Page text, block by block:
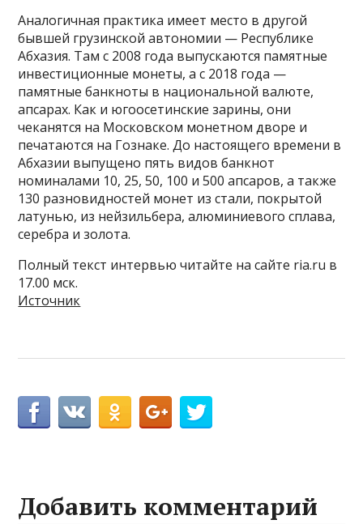
Аналогичная практика имеет место в другой
бывшей грузинской автономии — Республике
Абхазия. Там с 2008 года выпускаются памятные
инвестиционные монеты, а с 2018 года —
памятные банкноты в национальной валюте,
апсарах. Как и югоосетинские зарины, они
чеканятся на Московском монетном дворе и
печатаются на Гознаке. До настоящего времени в
Абхазии выпущено пять видов банкнот
номиналами 10, 25, 50, 100 и 500 апсаров, а также
130 разновидностей монет из стали, покрытой
латунью, из нейзильбера, алюминиевого сплава,
серебра и золота.
Полный текст интервью читайте на сайте ria.ru в
17.00 мск.
Источник
Добавить комментарий